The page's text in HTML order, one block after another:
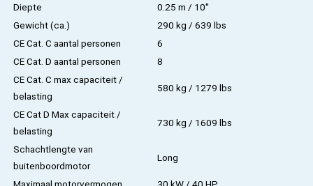
Diepte
0.25 m / 10''
Gewicht (ca.)
290 kg / 639 lbs
CE Cat. C aantal personen
6
CE Cat. D aantal personen
8
CE Cat. C max capaciteit /
belasting
580 kg / 1279 lbs
CE Cat D Max capaciteit /
belasting
730 kg / 1609 lbs
Schachtlengte van
buitenboordmotor
Long
Maximaal motorvermogen
30 kW / 40 HP